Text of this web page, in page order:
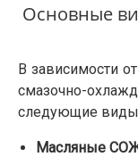
Основные
В зависимости
смазочно-
следующие
Масляные